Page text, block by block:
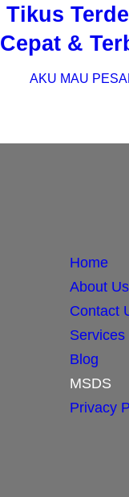
Tikus
Cepat &
AKU MAU
Home
About Us
Contact
Services
Blog
MSDS
Privacy